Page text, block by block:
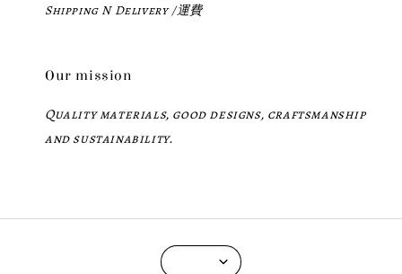
Shipping N Delivery /運費
Our mission
Quality materials, good designs, craftsmanship
and sustainability.